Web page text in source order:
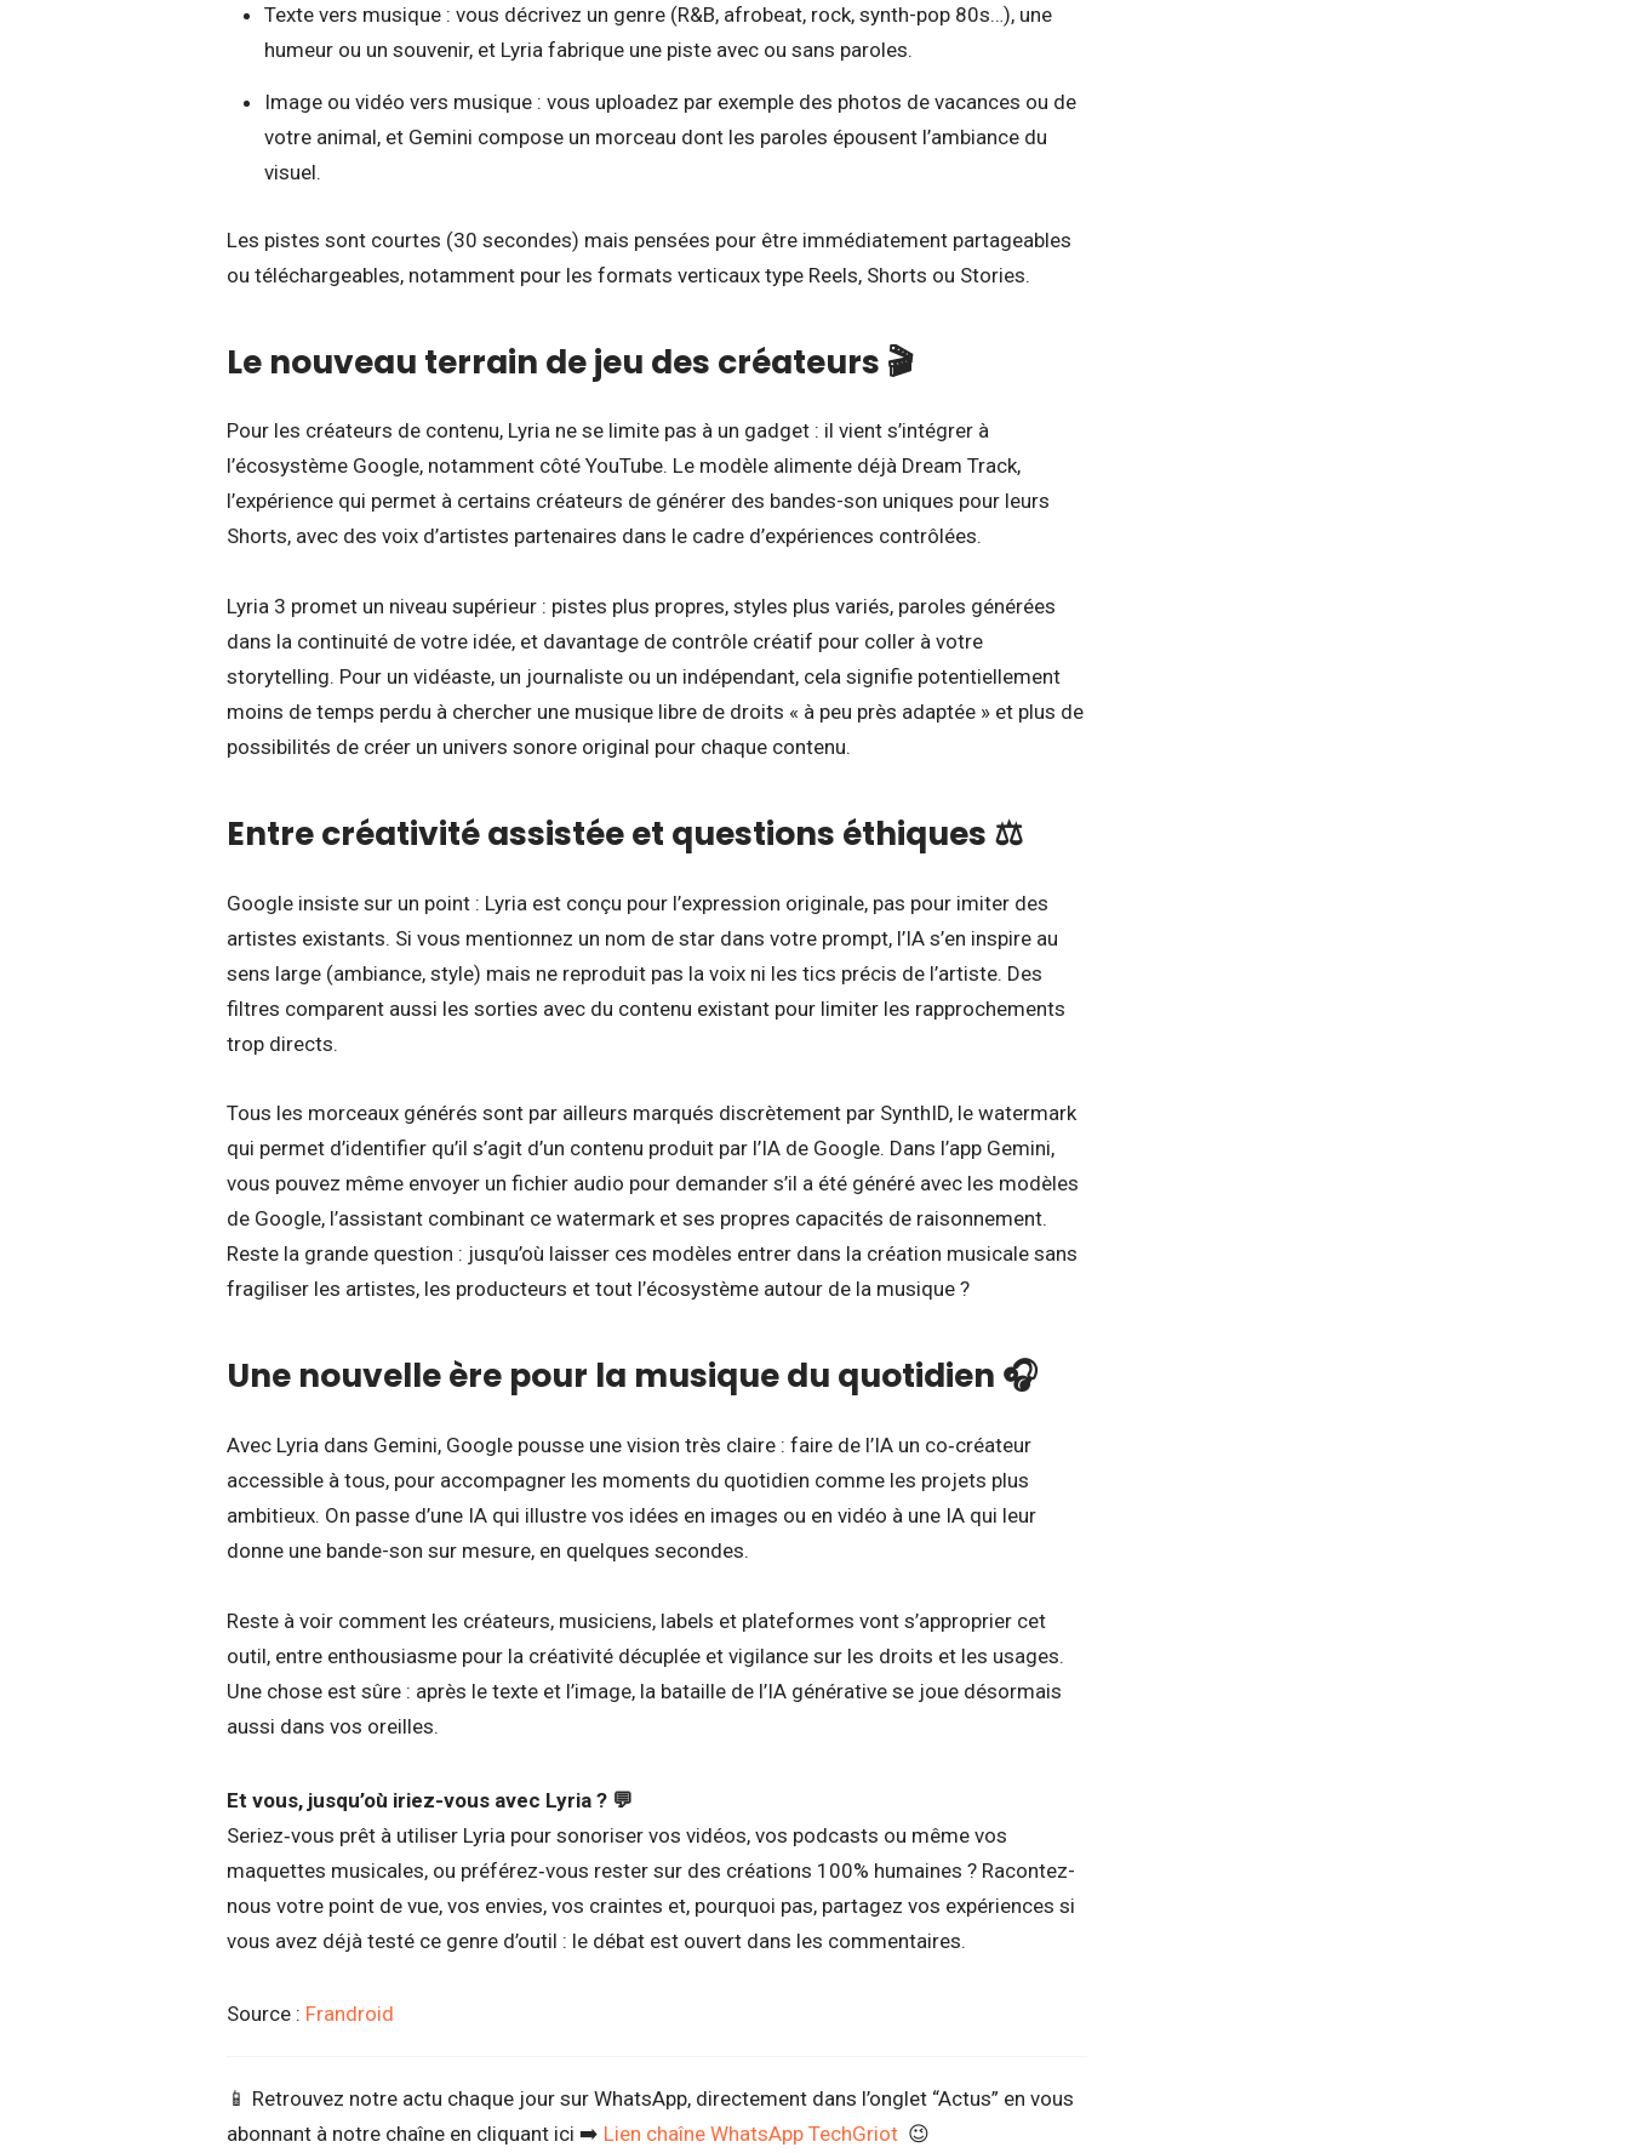
Texte vers musique : vous décrivez un genre (R&B, afrobeat, rock, synth-pop 80s…), une
humeur ou un souvenir, et Lyria fabrique une piste avec ou sans paroles.
Image ou vidéo vers musique : vous uploadez par exemple des photos de vacances ou de
votre animal, et Gemini compose un morceau dont les paroles épousent l’ambiance du
visuel.
Les pistes sont courtes (30 secondes) mais pensées pour être immédiatement partageables
ou téléchargeables, notamment pour les formats verticaux type Reels, Shorts ou Stories.
Le nouveau terrain de jeu des créateurs 🎬
Pour les créateurs de contenu, Lyria ne se limite pas à un gadget : il vient s’intégrer à
l’écosystème Google, notamment côté YouTube. Le modèle alimente déjà Dream Track,
l’expérience qui permet à certains créateurs de générer des bandes-son uniques pour leurs
Shorts, avec des voix d’artistes partenaires dans le cadre d’expériences contrôlées.
Lyria 3 promet un niveau supérieur : pistes plus propres, styles plus variés, paroles générées
dans la continuité de votre idée, et davantage de contrôle créatif pour coller à votre
storytelling. Pour un vidéaste, un journaliste ou un indépendant, cela signifie potentiellement
moins de temps perdu à chercher une musique libre de droits « à peu près adaptée » et plus de
possibilités de créer un univers sonore original pour chaque contenu.
Entre créativité assistée et questions éthiques ⚖️
Google insiste sur un point : Lyria est conçu pour l’expression originale, pas pour imiter des
artistes existants. Si vous mentionnez un nom de star dans votre prompt, l’IA s’en inspire au
sens large (ambiance, style) mais ne reproduit pas la voix ni les tics précis de l’artiste. Des
filtres comparent aussi les sorties avec du contenu existant pour limiter les rapprochements
trop directs.
Tous les morceaux générés sont par ailleurs marqués discrètement par SynthID, le watermark
qui permet d’identifier qu’il s’agit d’un contenu produit par l’IA de Google. Dans l’app Gemini,
vous pouvez même envoyer un fichier audio pour demander s’il a été généré avec les modèles
de Google, l’assistant combinant ce watermark et ses propres capacités de raisonnement.
Reste la grande question : jusqu’où laisser ces modèles entrer dans la création musicale sans
fragiliser les artistes, les producteurs et tout l’écosystème autour de la musique ?
Une nouvelle ère pour la musique du quotidien 🎧
Avec Lyria dans Gemini, Google pousse une vision très claire : faire de l’IA un co‑créateur
accessible à tous, pour accompagner les moments du quotidien comme les projets plus
ambitieux. On passe d’une IA qui illustre vos idées en images ou en vidéo à une IA qui leur
donne une bande-son sur mesure, en quelques secondes.
Reste à voir comment les créateurs, musiciens, labels et plateformes vont s’approprier cet
outil, entre enthousiasme pour la créativité décuplée et vigilance sur les droits et les usages.
Une chose est sûre : après le texte et l’image, la bataille de l’IA générative se joue désormais
aussi dans vos oreilles.
Et vous, jusqu’où iriez-vous avec Lyria ? 💬
Seriez‑vous prêt à utiliser Lyria pour sonoriser vos vidéos, vos podcasts ou même vos
maquettes musicales, ou préférez‑vous rester sur des créations 100% humaines ? Racontez-
nous votre point de vue, vos envies, vos craintes et, pourquoi pas, partagez vos expériences si
vous avez déjà testé ce genre d’outil : le débat est ouvert dans les commentaires.
Source : Frandroid
📱 Retrouvez notre actu chaque jour sur WhatsApp, directement dans l’onglet “Actus” en vous
abonnant à notre chaîne en cliquant ici ➡️ Lien chaîne WhatsApp TechGriot 😉